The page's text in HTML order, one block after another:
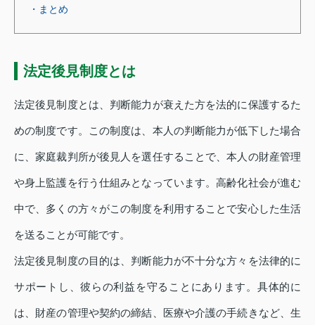
・まとめ
法定後見制度とは
法定後見制度とは、判断能力が衰えた方を法的に保護するた
めの制度です。この制度は、本人の判断能力が低下した場合
に、家庭裁判所が後見人を選任することで、本人の財産管理
や身上監護を行う仕組みとなっています。高齢化社会が進む
中で、多くの方々がこの制度を利用することで安心した生活
を送ることが可能です。
法定後見制度の目的は、判断能力が不十分な方々を法律的に
サポートし、彼らの利益を守ることにあります。具体的に
は、財産の管理や契約の締結、医療や介護の手続きなど、生